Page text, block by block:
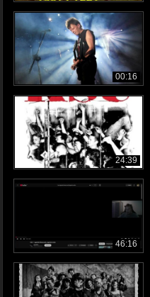
00:16
24:39
46:16